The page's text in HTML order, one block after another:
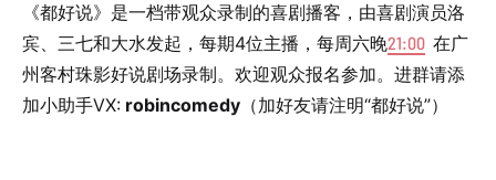
《都好说》是一档带观众录制的喜剧播客，由喜剧演员洛
宾、三七和大水发起，每期4位主播，每周六晚21:00 在广
州客村珠影好说剧场录制。欢迎观众报名参加。进群请添
加小助手VX: robincomedy （加好友请注明“都好说”）